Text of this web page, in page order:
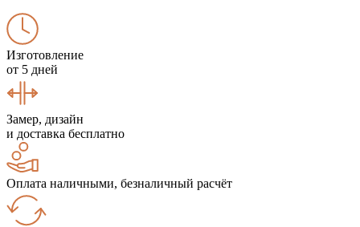
Изготовление
от 5 дней
Замер, дизайн
и доставка бесплатно
Оплата наличными, безналичный расчёт